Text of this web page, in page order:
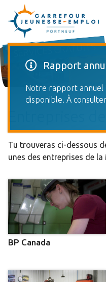
Rapport
Notre rapport annuel
disponible. À
SERVICES GRATUITS
Tu trouveras ci-dessous
unes des entreprises de la
BP Canada